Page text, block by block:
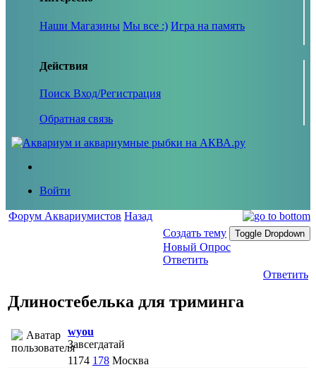
Наши Магазины Мы все :) Игра на память
Действия
Поиск Вход/Регистрация
Обратная связь
Войти
Форум Аквариумистов Назад
Создать тему
Toggle Dropdown
Новый Опрос
Ответить
Ответить
Длиностебелька для триминга
wyou
Завсегдатай
1174 178 Москва